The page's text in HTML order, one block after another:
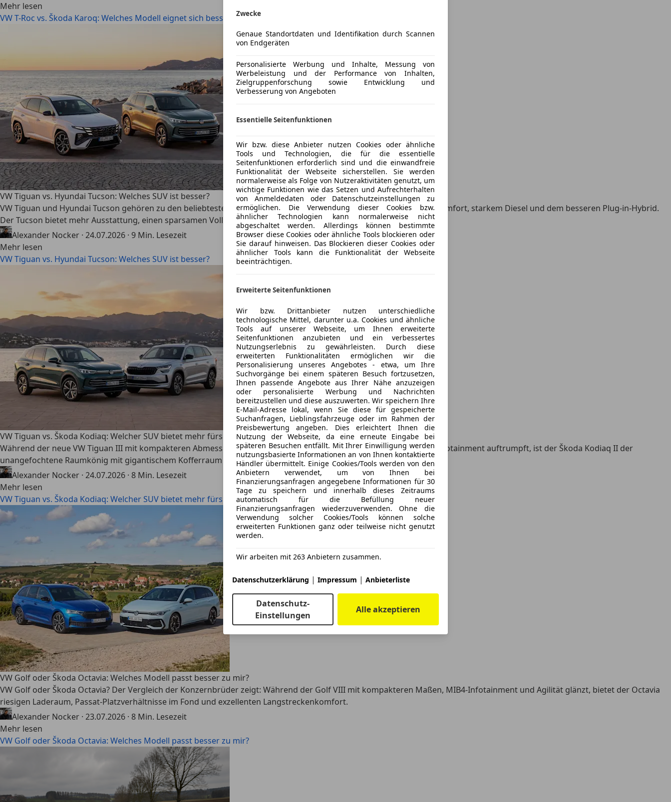
Zwecke
Genaue Standortdaten und Identifikation durch Scannen
von Endgeräten
Personalisierte Werbung und Inhalte, Messung von
Werbeleistung und der Performance von Inhalten,
Zielgruppenforschung sowie Entwicklung und
Verbesserung von Angeboten
Essentielle Seitenfunktionen
Wir bzw. diese Anbieter nutzen Cookies oder ähnliche
Tools und Technologien, die für die essentielle
Seitenfunktionen erforderlich sind und die einwandfreie
Funktionalität der Webseite sicherstellen. Sie werden
normalerweise als Folge von Nutzeraktivitäten genutzt, um
wichtige Funktionen wie das Setzen und Aufrechterhalten
von Anmeldedaten oder Datenschutzeinstellungen zu
ermöglichen. Die Verwendung dieser Cookies bzw.
ähnlicher Technologien kann normalerweise nicht
abgeschaltet werden. Allerdings können bestimmte
Browser diese Cookies oder ähnliche Tools blockieren oder
Sie darauf hinweisen. Das Blockieren dieser Cookies oder
ähnlicher Tools kann die Funktionalität der Webseite
beeinträchtigen.
Erweiterte Seitenfunktionen
Wir bzw. Drittanbieter nutzen unterschiedliche
technologische Mittel, darunter u.a. Cookies und ähnliche
Tools auf unserer Webseite, um Ihnen erweiterte
Seitenfunktionen anzubieten und ein verbessertes
Nutzungserlebnis zu gewährleisten. Durch diese
erweiterten Funktionalitäten ermöglichen wir die
Personalisierung unseres Angebotes - etwa, um Ihre
Suchvorgänge bei einem späteren Besuch fortzusetzen,
Ihnen passende Angebote aus Ihrer Nähe anzuzeigen
oder personalisierte Werbung und Nachrichten
bereitzustellen und diese auszuwerten. Wir speichern Ihre
E-Mail-Adresse lokal, wenn Sie diese für gespeicherte
Suchanfragen, Lieblingsfahrzeuge oder im Rahmen der
Preisbewertung angeben. Dies erleichtert Ihnen die
Nutzung der Webseite, da eine erneute Eingabe bei
späteren Besuchen entfällt. Mit Ihrer Einwilligung werden
nutzungsbasierte Informationen an von Ihnen kontaktierte
Händler übermittelt. Einige Cookies/Tools werden von den
Anbietern verwendet, um von Ihnen bei
Finanzierungsanfragen angegebene Informationen für 30
Tage zu speichern und innerhalb dieses Zeitraums
automatisch für die Befüllung neuer
Finanzierungsanfragen wiederzuverwenden. Ohne die
Verwendung solcher Cookies/Tools können solche
erweiterten Funktionen ganz oder teilweise nicht genutzt
werden.
Wir arbeiten mit 263 Anbietern zusammen.
Datenschutzerklärung | Impressum | Anbieterliste
Datenschutz-
Einstellungen
Alle akzeptieren
Mehr lesen
VW T-Roc vs. Škoda Karoq: Welches Modell eignet sich besser für den Alltag?
VW Tiguan vs. Hyundai Tucson: Welches SUV ist besser?
VW Tiguan und Hyundai Tucson gehören zu den beliebtesten Familien-SUVs. Der Tiguan überzeugt mit hohem Fahrkomfort, starkem Diesel und dem besseren Plug-in-Hybrid.
Der Tucson bietet mehr Ausstattung, einen sparsamen Vollhybrid und fünf Jahre Garantie.
Alexander Nocker · 24.07.2026 · 9 Min. Lesezeit
Mehr lesen
VW Tiguan vs. Hyundai Tucson: Welches SUV ist besser?
VW Tiguan vs. Škoda Kodiaq: Welcher SUV bietet mehr fürs Geld?
Während der neue VW Tiguan III mit kompakteren Abmessungen, Oberklasse-Federungskomfort und edlem MIB4-Infotainment auftrumpft, ist der Škoda Kodiaq II der
unangefochtene Raumkönig mit gigantischem Kofferraum (bis zu 910 Liter) und optionalen sieben Sitzplätzen.
Alexander Nocker · 24.07.2026 · 8 Min. Lesezeit
Mehr lesen
VW Tiguan vs. Škoda Kodiaq: Welcher SUV bietet mehr fürs Geld?
VW Golf oder Škoda Octavia: Welches Modell passt besser zu mir?
VW Golf oder Škoda Octavia? Der Vergleich der Konzernbrüder zeigt: Während der Golf VIII mit kompakteren Maßen, MIB4-Infotainment und Agilität glänzt, bietet der Octavia
riesigen Laderaum, Passat-Platzverhältnisse im Fond und exzellenten Langstreckenkomfort.
Alexander Nocker · 23.07.2026 · 8 Min. Lesezeit
Mehr lesen
VW Golf oder Škoda Octavia: Welches Modell passt besser zu mir?